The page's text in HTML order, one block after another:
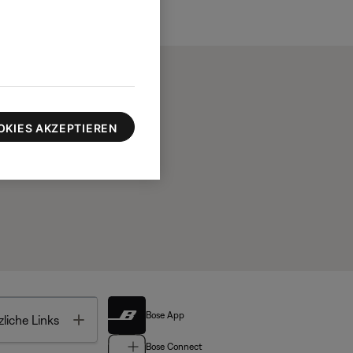
Links Toggle Bose App
Bose Connect
AKZEPTIEREN